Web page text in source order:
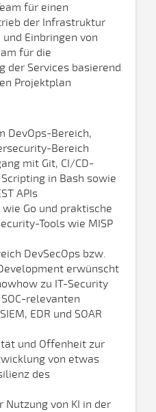
für einen
der Infrastruktur
Einbringen von
für die
der Services basierend
Projektplan
DevOps-Bereich,
Bereich
mit Git, CI/CD-
in Bash sowie
APIs
Go und praktische
Tools wie MISP
DevSecOps bzw.
erwünscht
zu IT-Security
relevanten
EDR und SOAR
und Offenheit zur
von etwas
des
Nutzung von KI in der